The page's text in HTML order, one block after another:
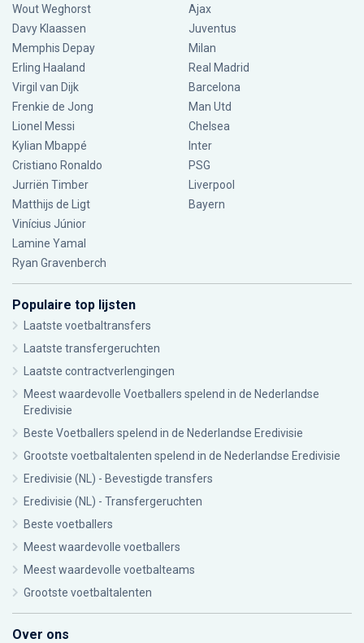
Wout Weghorst
Davy Klaassen
Memphis Depay
Erling Haaland
Virgil van Dijk
Frenkie de Jong
Lionel Messi
Kylian Mbappé
Cristiano Ronaldo
Jurriën Timber
Matthijs de Ligt
Vinícius Júnior
Lamine Yamal
Ryan Gravenberch
Ajax
Juventus
Milan
Real Madrid
Barcelona
Man Utd
Chelsea
Inter
PSG
Liverpool
Bayern
Populaire top lijsten
Laatste voetbaltransfers
Laatste transfergeruchten
Laatste contractverlengingen
Meest waardevolle Voetballers spelend in de Nederlandse
Eredivisie
Beste Voetballers spelend in de Nederlandse Eredivisie
Grootste voetbaltalenten spelend in de Nederlandse Eredivisie
Eredivisie (NL) - Bevestigde transfers
Eredivisie (NL) - Transfergeruchten
Beste voetballers
Meest waardevolle voetballers
Meest waardevolle voetbalteams
Grootste voetbaltalenten
Over ons